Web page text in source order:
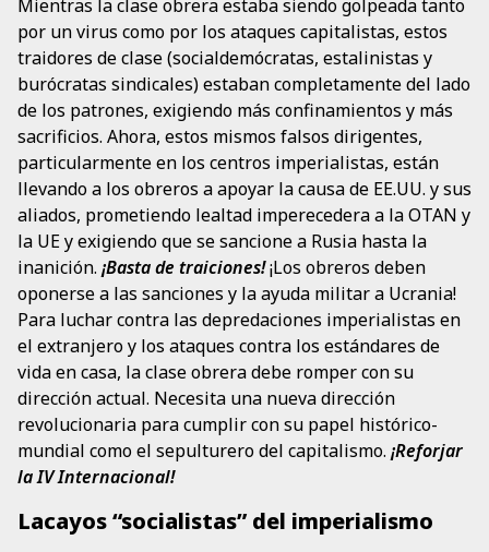
Mientras la clase obrera estaba siendo golpeada tanto
por un virus como por los ataques capitalistas, estos
traidores de clase (socialdemócratas, estalinistas y
burócratas sindicales) estaban completamente del lado
de los patrones, exigiendo más confinamientos y más
sacrificios. Ahora, estos mismos falsos dirigentes,
particularmente en los centros imperialistas, están
llevando a los obreros a apoyar la causa de EE.UU. y sus
aliados, prometiendo lealtad imperecedera a la OTAN y
la UE y exigiendo que se sancione a Rusia hasta la
inanición. ¡Basta de traiciones!¡Los obreros deben
oponerse a las sanciones y la ayuda militar a Ucrania!
Para luchar contra las depredaciones imperialistas en
el extranjero y los ataques contra los estándares de
vida en casa, la clase obrera debe romper con su
dirección actual. Necesita una nueva dirección
revolucionaria para cumplir con su papel histórico-
mundial como el sepulturero del capitalismo. ¡Reforjar
la IV Internacional!
Lacayos “socialistas” del imperialismo